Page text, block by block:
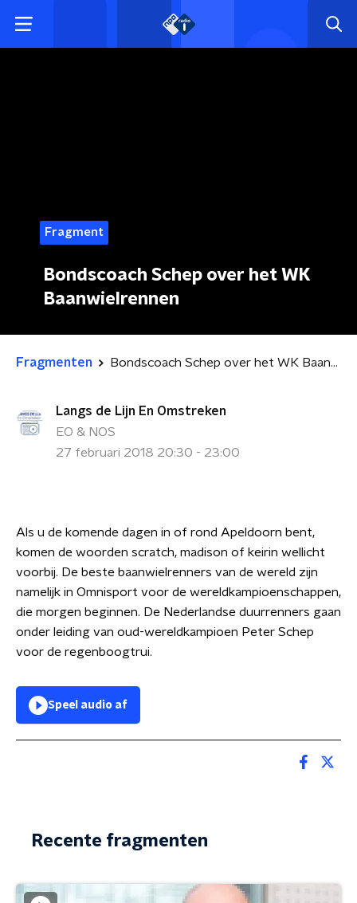
Fragment
Bondscoach Schep over het WK
Baanwielrennen
Fragmenten Bondscoach Schep over het WK Baanwielrennen
Langs de Lijn En Omstreken
EO & NOS
27 februari 2018 20:30 - 23:00
Als u de komende dagen in of rond Apeldoorn bent,
komen de woorden scratch, madison of keirin wellicht
voorbij. De beste baanwielrenners van de wereld zijn
namelijk in Omnisport voor de wereldkampioenschappen,
die morgen beginnen. De Nederlandse duurrenners gaan
onder leiding van oud-wereldkampioen Peter Schep
voor de regenboogtrui.
Speel audio af
Recente fragmenten